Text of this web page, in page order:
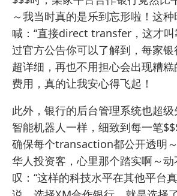
～我当时真的是乐到忘形啦！这
喊：“直接direct transfer，这才叫
过官方公告你可以了解到，每家
超详细，再也不用担心会出现糟
费用，真的让我安心得飞起！
此外，银行的后台管理系统也超
智能机器人一样，细致到每一笔
确保每个transaction都公开透明
华人投资客，心里那个踏实啊～
叹：“这样的科技水平在其他平台